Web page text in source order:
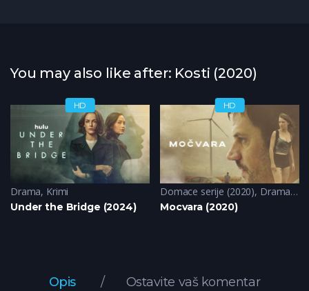
You may also like after: Kosti (2020)
HD
Drama, Krimi
Under the Bridge (2024)
HD
Domace serije (2020), Drama,
Mocvara (2020)
Opis Ostavite vaš komentar